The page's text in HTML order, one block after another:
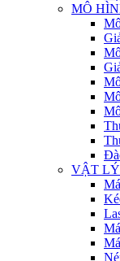
MÔ
VẬT